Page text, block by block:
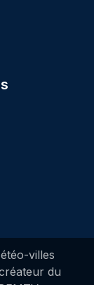
villes
du